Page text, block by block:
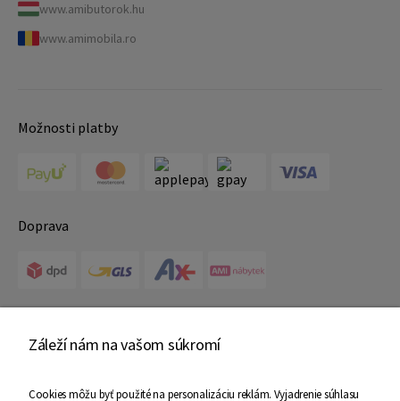
www.amibutorok.hu
www.amimobila.ro
Možnosti platby
Doprava
Záleží nám na vašom súkromí
Cookies môžu byť použité na personalizáciu reklám. Vyjadrenie súhlasu